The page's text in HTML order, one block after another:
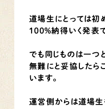
道場生にとっては初
100%納得いく発表
でも同じものは一つ
無難にと妥協したら
います。
運営側からは道場